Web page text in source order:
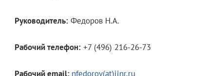
Руководитель: Федоров Н.А.
Рабочий телефон: +7 (496) 216-26-73
Рабочий email: nfedorov(at)jinr.ru